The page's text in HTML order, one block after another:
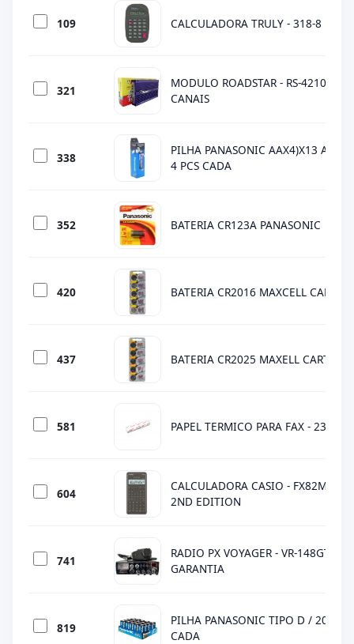
109 CALCULADORA TRULY - 318-8
321
MODULO ROADSTAR - RS-4210 -
CANAIS
338
PILHA PANASONIC AAX4)X13 AA -
4 PCS CADA
352 BATERIA CR123A PANASONIC
420 BATERIA CR2016 MAXCELL CART
437 BATERIA CR2025 MAXELL CARTELA
581 PAPEL TERMICO PARA FAX - 236 X
604
CALCULADORA CASIO - FX82MS -
2ND EDITION
741
RADIO PX VOYAGER - VR-148GTL
GARANTIA
819
PILHA PANASONIC TIPO D / 20 PCS
CADA